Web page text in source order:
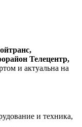
Телецентр,
и актуальна на
и техника,